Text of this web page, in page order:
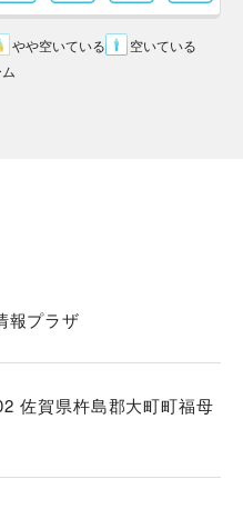
やや空いている
空いている
報プラザ
佐賀県杵島郡大町町福母